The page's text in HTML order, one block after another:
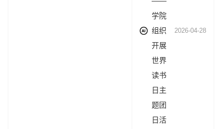
学院
组织
开展
世界
读书
日主
题团
日活
2026-04-28